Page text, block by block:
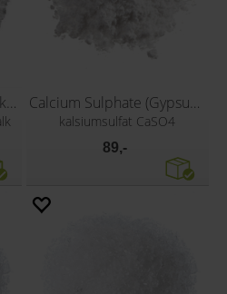
Calcium Carbonate (Chalk) - 500g Calcium Sulphate (Gypsum) - 500g
kalsiumsulfat CaSO4
89,-